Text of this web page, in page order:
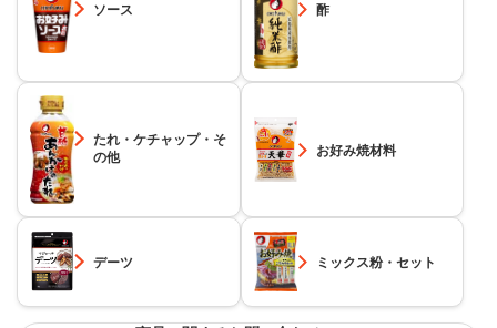
ソース 酢
たれ・ケチャップ・そ
の他
お好み焼材料
デーツ ミックス粉・セット